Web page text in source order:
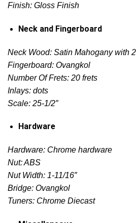
Finish: Gloss Finish
Neck and Fingerboard
Neck Wood: Satin Mahogany with
Fingerboard: Ovangkol
Number Of Frets: 20 frets
Inlays: dots
Scale: 25-1/2″
Hardware
Hardware: Chrome hardware
Nut: ABS
Nut Width: 1-11/16″
Bridge: Ovangkol
Tuners: Chrome Diecast